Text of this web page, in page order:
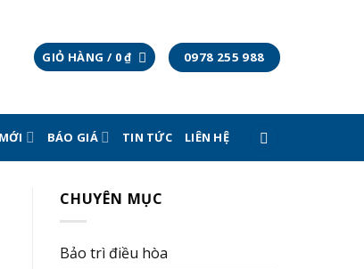
GIỎ HÀNG / 0₫ 0978 255 988
BÁO GIÁ TIN TỨC LIÊN HỆ
CHUYÊN MỤC
Bảo trì điều hòa